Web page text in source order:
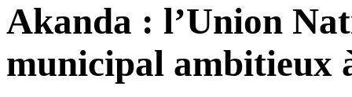
Akanda : l’Union
municipal ambitieux